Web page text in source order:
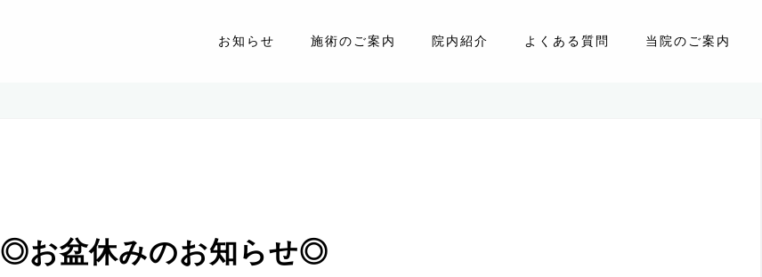
お知らせ 施術のご案内 院内紹介 よくある質問 当院のご案内
◎お盆休みのお知らせ◎